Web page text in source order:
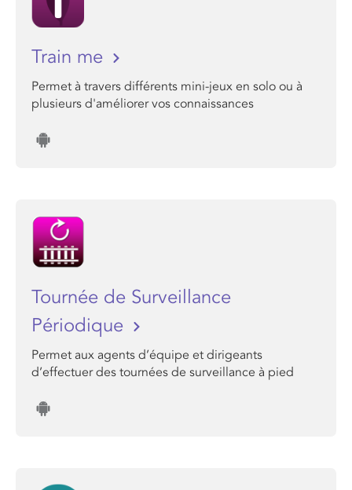
Train me
Permet à travers différents mini-jeux en solo ou à
plusieurs d'améliorer vos connaissances
Tournée de Surveillance
Périodique
Permet aux agents d’équipe et dirigeants
d’effectuer des tournées de surveillance à pied